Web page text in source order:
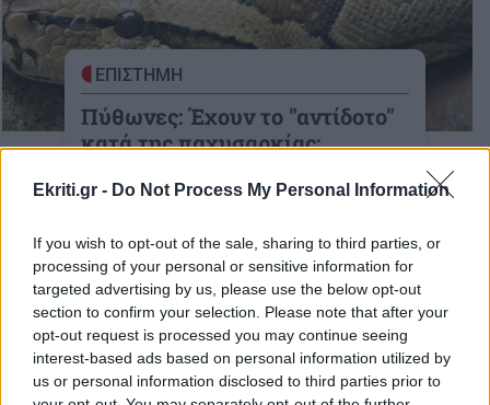
Ekriti.gr - Do Not Process My Personal Information
If you wish to opt-out of the sale, sharing to third parties, or
processing of your personal or sensitive information for
targeted advertising by us, please use the below opt-out
section to confirm your selection. Please note that after your
opt-out request is processed you may continue seeing
interest-based ads based on personal information utilized by
us or personal information disclosed to third parties prior to
ΕΠΙΣΤΗΜΗ
Πύθωνες: Έχουν το "αντίδοτο"
κατά της παχυσαρκίας;
ΥΓΕΙΑ
Παγκόσμια Ημέρα κατά της
παχυσαρκίας: “8